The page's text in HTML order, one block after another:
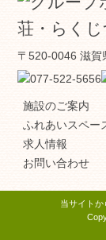
〒520-0046 滋賀
施設のご案内
ふれあいスペー
求人情報
お問い合わせ
当サイトか